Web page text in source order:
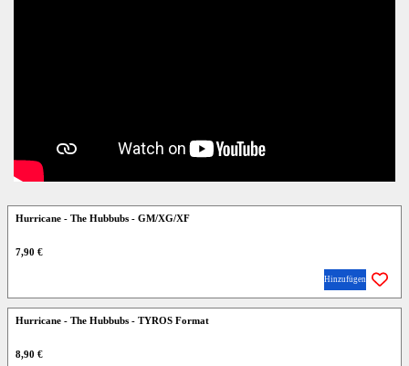
Hurricane - The Hubbubs - GM/XG/XF
7,90 €
Hinzufügen
Hurricane - The Hubbubs - TYROS Format
8,90 €